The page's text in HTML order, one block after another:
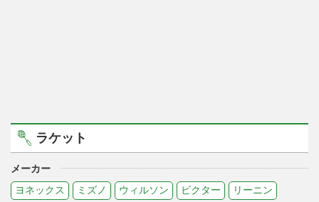
ラケット
メーカー
ヨネックス
ミズノ ウィルソン ビクター リーニン